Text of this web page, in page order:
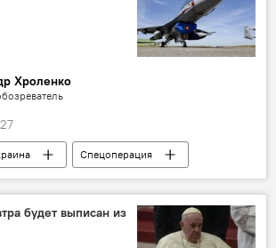
Хроленко
Спецоперация
Колумнисты
будет выписан из